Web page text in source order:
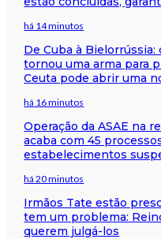
há 14 minutos
De Cuba à Bielorrússia:
tornou uma arma para
Ceuta pode abrir uma
há 16 minutos
Operação da ASAE na
acaba com 45
estabelecimentos
há 20 minutos
Irmãos Tate estão
tem um problema:
querem julgá-los